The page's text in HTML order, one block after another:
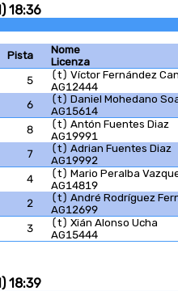
Pista
Nome
Licenza
5
(t) Víctor Fernández
AG12444
6
(t) Daniel Mohedano
AG15614
8
(t) Antón Fuentes Diaz
AG19991
7
(t) Adrian Fuentes Diaz
AG19992
4
(t) Mario Peralba
AG14819
2
(t) André Rodríguez
AG12699
3
(t) Xián Alonso Ucha
AG15444
18:36
18:39